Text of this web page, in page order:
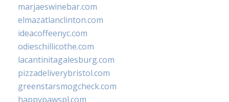
marjaeswinebar.com
elmazatlanclinton.com
ideacoffeenyc.com
odieschillicothe.com
lacantinitagalesburg.com
pizzadeliverybristol.com
greenstarsmogcheck.com
happypawspl.com